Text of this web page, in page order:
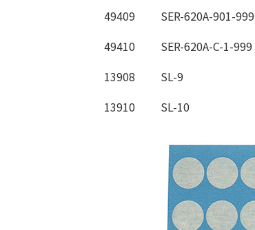
49409
SER-620A-901-999
49410
SER-620A-C-1-999
13908
SL-9
13910
SL-10